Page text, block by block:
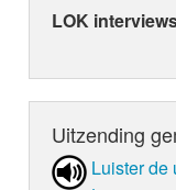
LOK
Uitzending
Luister de